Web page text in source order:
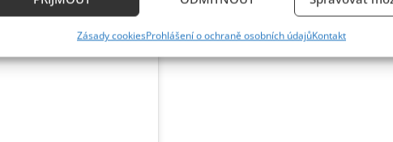
základě aktivně požadovaných informací.
Zásady cookiesProhlášení o ochraně osobních údajůKontakt